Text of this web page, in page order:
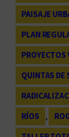
PAISAJE
PLAN
PROYECTOS
QUINTAS DE
RÍOS
,